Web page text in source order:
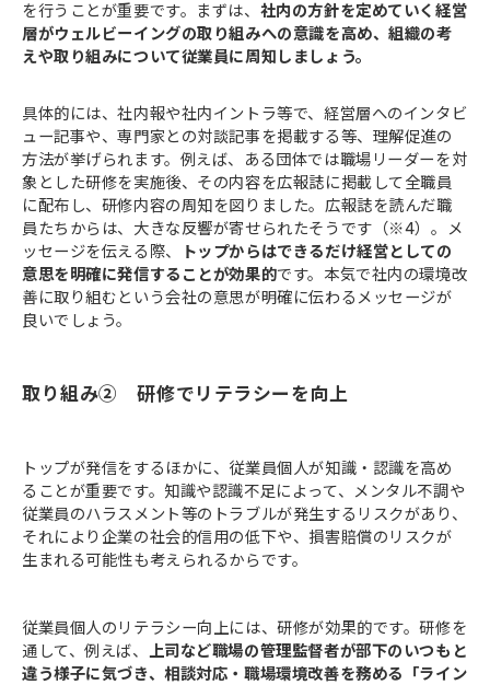
を行うことが重要です。まずは、 社内の方針を定めていく経営
層がウェルビーイングの取り組みへの意識を高め、組織の考
えや取り組みについて従業員に周知しましょう。
具体的には、社内報や社内イントラ等で、経営層へのインタビ
ュー記事や、専門家との対談記事を掲載する等、理解促進の
方法が挙げられます。例えば、ある団体では職場リーダーを対
象とした研修を実施後、その内容を広報誌に掲載して全職員
に配布し、研修内容の周知を図りました。広報誌を読んだ職
員たちからは、大きな反響が寄せられたそうです（※4）。メ
ッセージを伝える際、
トップからはできるだけ経営としての
意思を明確に発信することが効果的です。本気で社内の環境改
善に取り組むという会社の意思が明確に伝わるメッセージが
良いでしょう。
取り組み② 研修でリテラシーを向上
トップが発信をするほかに、従業員個人が知識・認識を高め
ることが重要です。知識や認識不足によって、メンタル不調や
従業員のハラスメント等のトラブルが発生するリスクがあり、
それにより企業の社会的信用の低下や、損害賠償のリスクが
生まれる可能性も考えられるからです。
従業員個人のリテラシー向上には、研修が効果的です。研修を
通して、例えば、 上司など職場の管理監督者が部下のいつもと
違う様子に気づき、相談対応・職場環境改善を務める「ライン